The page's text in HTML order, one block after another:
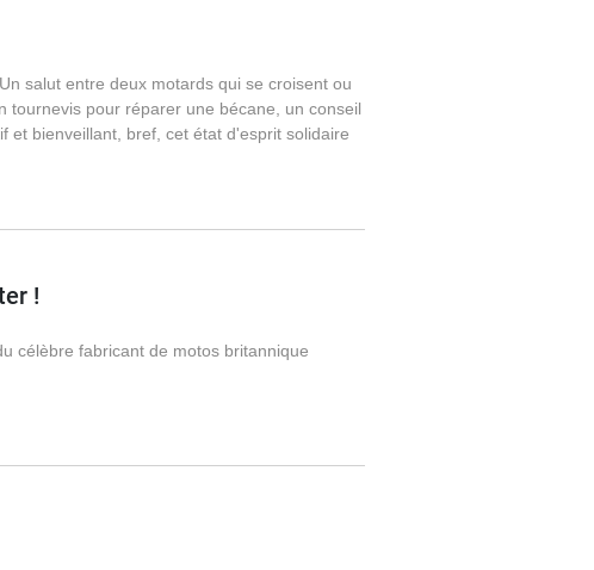
salut entre deux motards qui se croisent ou
tournevis pour réparer une bécane, un conseil
et bienveillant, bref, cet état d'esprit solidaire
!
célèbre fabricant de motos britannique